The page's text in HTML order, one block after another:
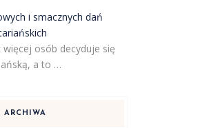
i smacznych dań
więcej osób decyduje się
a to …
ARCHIWA